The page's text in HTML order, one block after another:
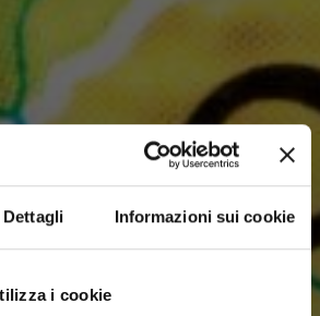
Dettagli Informazioni sui cookie
i cookie